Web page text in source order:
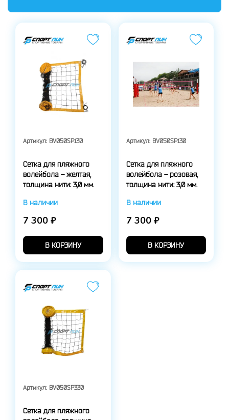
Артикул: BV050SP130
Сетка для пляжного
волейбола – желтая,
толщина нити: 3,0 мм.
В наличии
7 300 ₽
В КОРЗИНУ
Артикул: BV050SP130
Сетка для пляжного
волейбола – розовая,
толщина нити: 3,0 мм.
В наличии
7 300 ₽
В КОРЗИНУ
Артикул: BV050SP330
Сетка для пляжного